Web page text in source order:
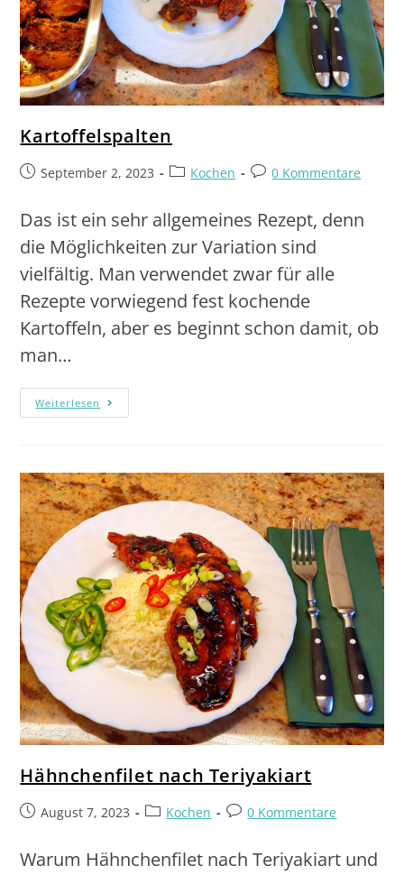
Kartoffelspalten
September 2, 2023 Kochen 0 Kommentare
Das ist ein sehr allgemeines Rezept, denn
die Möglichkeiten zur Variation sind
vielfältig. Man verwendet zwar für alle
Rezepte vorwiegend fest kochende
Kartoffeln, aber es beginnt schon damit, ob
man…
Weiterlesen
Hähnchenfilet nach Teriyakiart
August 7, 2023 Kochen 0 Kommentare
Warum Hähnchenfilet nach Teriyakiart und